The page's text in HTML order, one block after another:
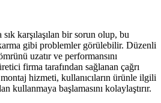
sık karşılaşılan bir sorun olup, bu
gibi problemler görülebilir. Düzenli
uzatır ve performansını
firma tarafından sağlanan çağrı
hizmeti, kullanıcıların ürünle ilgili
kullanmaya başlamasını kolaylaştırır.